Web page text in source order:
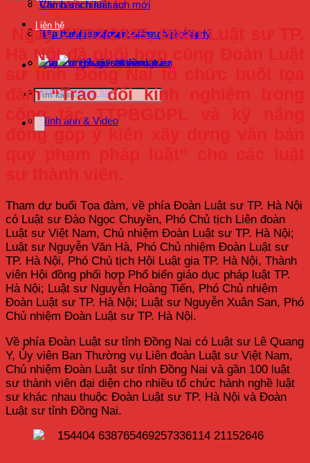
Chính sách luật sư
Xây dựng pháp luật – Trợ giúp pháp lý
Hoạt động Luật sư thành viên
Văn bản chính sách mới
Bản tin luật sư ngày nay
Quy định pháp luật về luật sư
Tư vấn pháp luật
Hình ảnh & Video
Văn bản Liên đoàn Luật sư Việt Nam
Văn bản Đảng – Nhà nước
Tra cứu Tổ chức hành nghề
Đăng nhập
Liên hệ
Ngày 27/02/2025, Đoàn Luật sư TP.
Hà Nội đã phối hợp cùng Đoàn Luật
sư tỉnh Đồng Nai tổ chức buổi tọa
đàm “Trao đổi kinh nghiệm trong
công tác TTPBGDPL và kỹ năng
đóng góp ý kiến xây dựng văn bản
Tham dự buổi Tọa đàm, về phía Đoàn Luật sư TP. Hà Nội
có Luật sư Đào Ngọc Chuyền, Phó Chủ tịch Liên đoàn
Luật sư Việt Nam, Chủ nhiệm Đoàn Luật sư TP. Hà Nội;
Luật sư Nguyễn Văn Hà, Phó Chủ nhiệm Đoàn Luật sư
TP. Hà Nội, Phó Chủ tịch Hội Luật gia TP. Hà Nội, Thành
viên Hội đồng phối hợp Phổ biến giáo dục pháp luật TP.
Hà Nội; Luật sư Nguyễn Hoàng Tiến, Phó Chủ nhiệm
Đoàn Luật sư TP. Hà Nội; Luật sư Nguyễn Xuân San, Phó
Chủ nhiệm Đoàn Luật sư TP. Hà Nội.
Về phía Đoàn Luật sư tỉnh Đồng Nai có Luật sư Lê Quang
Y, Ủy viên Ban Thường vụ Liên đoàn Luật sư Việt Nam,
Chủ nhiệm Đoàn Luật sư tỉnh Đồng Nai và gần 100 luật
sư thành viên đại diện cho nhiều tổ chức hành nghề luật
sư khác nhau thuộc Đoàn Luật sư TP. Hà Nội và Đoàn
Luật sư tỉnh Đồng Nai.